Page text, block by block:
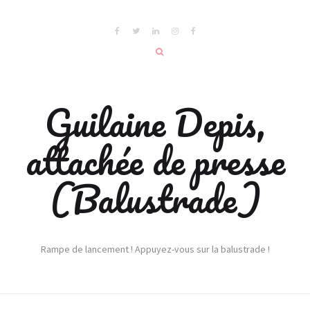
Guilaine Depis,
attachée de presse
(Balustrade)
Rampe de lancement ! Appuyez-vous sur la balustrade !